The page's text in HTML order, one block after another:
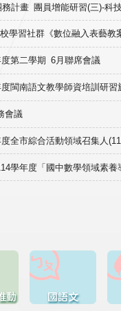
務計畫 團員增能研習(三)-科
學習社群《數位融入表藝教
度第二學期 6月聯席會議
閩南語文教學師資培訓研
會議
全市綜合活動領域召集人
學年度「國中數學領域素
動 國語文